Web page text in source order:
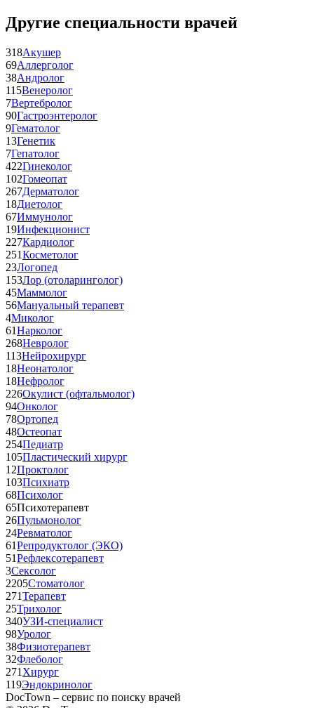
Другие специальности врачей
318Акушер
69Аллерголог
38Андролог
115Венеролог
7Вертебролог
90Гастроэнтеролог
9Гематолог
13Генетик
7Гепатолог
422Гинеколог
102Гомеопат
267Дерматолог
18Диетолог
67Иммунолог
19Инфекционист
227Кардиолог
251Косметолог
23Логопед
153Лор (отоларинголог)
45Маммолог
56Мануальный терапевт
4Миколог
61Нарколог
268Невролог
113Нейрохирург
18Неонатолог
18Нефролог
226Окулист (офтальмолог)
94Онколог
78Ортопед
48Остеопат
254Педиатр
105Пластический хирург
12Проктолог
103Психиатр
68Психолог
65Психотерапевт
26Пульмонолог
24Ревматолог
61Репродуктолог (ЭКО)
51Рефлексотерапевт
3Сексолог
2205Стоматолог
271Терапевт
25Трихолог
340УЗИ-специалист
98Уролог
38Физиотерапевт
32Флеболог
271 Хирург
119Эндокринолог
DocTown – сервис по поиску врачей